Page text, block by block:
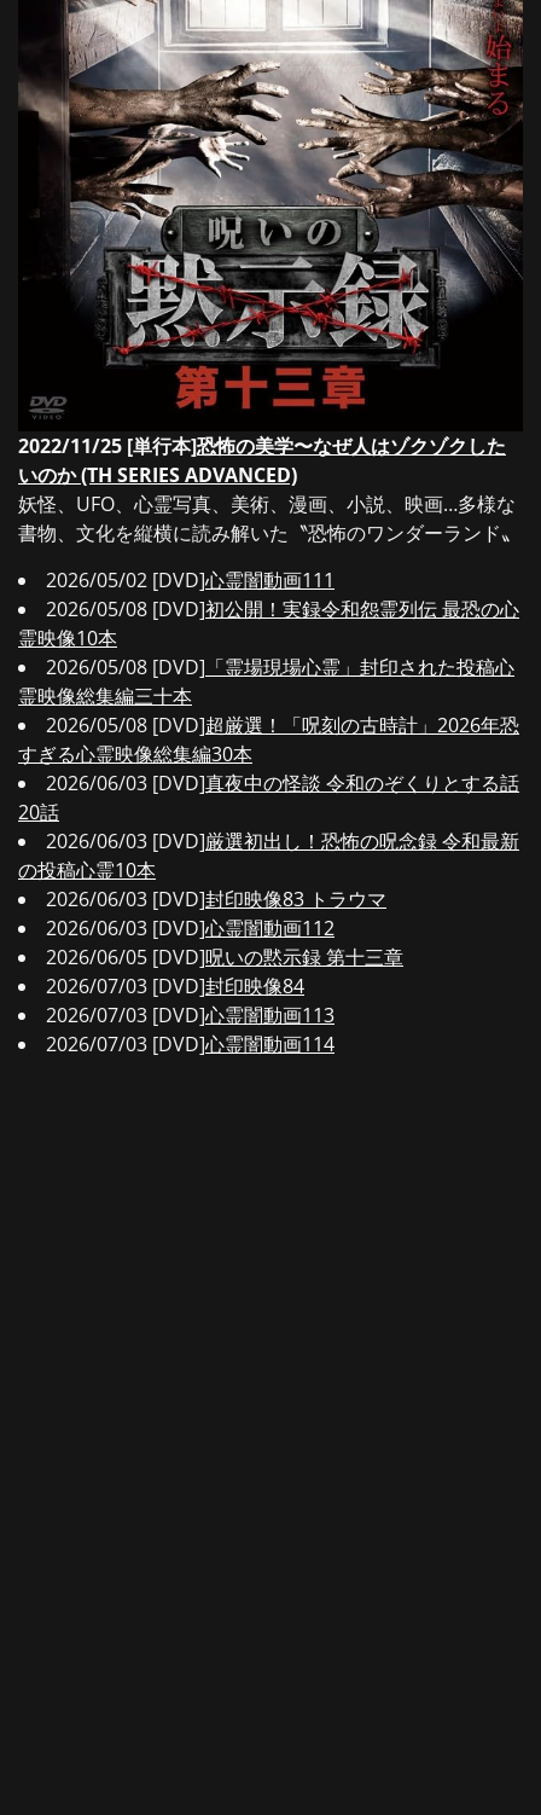
2022/11/25 [単行本]恐怖の美学〜なぜ人はゾクゾクした
いのか (TH SERIES ADVANCED)
妖怪、UFO、心霊写真、美術、漫画、小説、映画…多様な
書物、文化を縦横に読み解いた〝恐怖のワンダーランド〟
2026/05/02 [DVD]心霊闇動画111
2026/05/08 [DVD]初公開！実録令和怨霊列伝 最恐の心
霊映像10本
2026/05/08 [DVD] 「霊場現場心霊」封印された投稿心
霊映像総集編三十本
2026/05/08 [DVD]超厳選！「呪刻の古時計」2026年恐
すぎる心霊映像総集編30本
2026/06/03 [DVD]真夜中の怪談 令和のぞくりとする話
20話
2026/06/03 [DVD]厳選初出し！恐怖の呪念録 令和最新
の投稿心霊10本
2026/06/03 [DVD]封印映像83 トラウマ
2026/06/03 [DVD]心霊闇動画112
2026/06/05 [DVD]呪いの黙示録 第十三章
2026/07/03 [DVD]封印映像84
2026/07/03 [DVD]心霊闇動画113
2026/07/03 [DVD]心霊闇動画114